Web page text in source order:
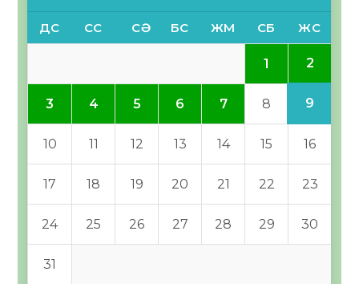
ДС СС СӘ БС ЖМ СБ ЖС
1 2
3 4 5 6 7 8 9
10 11 12 13 14 15 16
17 18 19 20 21 22 23
24 25 26 27 28 29 30
31